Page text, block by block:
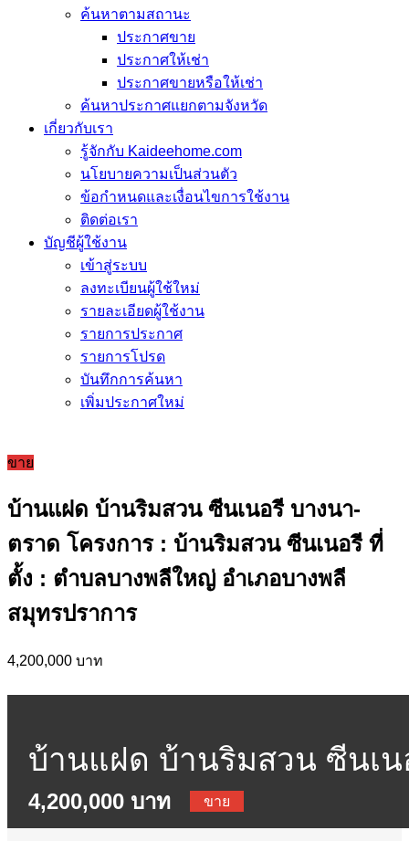
ค้นหาตามสถานะ
ประกาศขาย
ประกาศให้เช่า
ประกาศขายหรือให้เช่า
ค้นหาประกาศแยกตามจังหวัด
เกี่ยวกับเรา
รู้จักกับ Kaideehome.com
นโยบายความเป็นส่วนตัว
ข้อกำหนดและเงื่อนไขการใช้งาน
ติดต่อเรา
บัญชีผู้ใช้งาน
เข้าสู่ระบบ
ลงทะเบียนผู้ใช้ใหม่
รายละเอียดผู้ใช้งาน
รายการประกาศ
รายการโปรด
บันทึกการค้นหา
เพิ่มประกาศใหม่
ขาย
บ้านแฝด บ้านริมสวน ซีนเนอรี บางนา-
ตราด โครงการ : บ้านริมสวน ซีนเนอรี ที่
ตั้ง : ตำบลบางพลีใหญ่ อำเภอบางพลี
สมุทรปราการ
4,200,000 บาท
บ้านแฝด บ้านริมสวน ซีนเน
รี บางนา-ตราด โครงการ :
4,200,000 บาท ขาย